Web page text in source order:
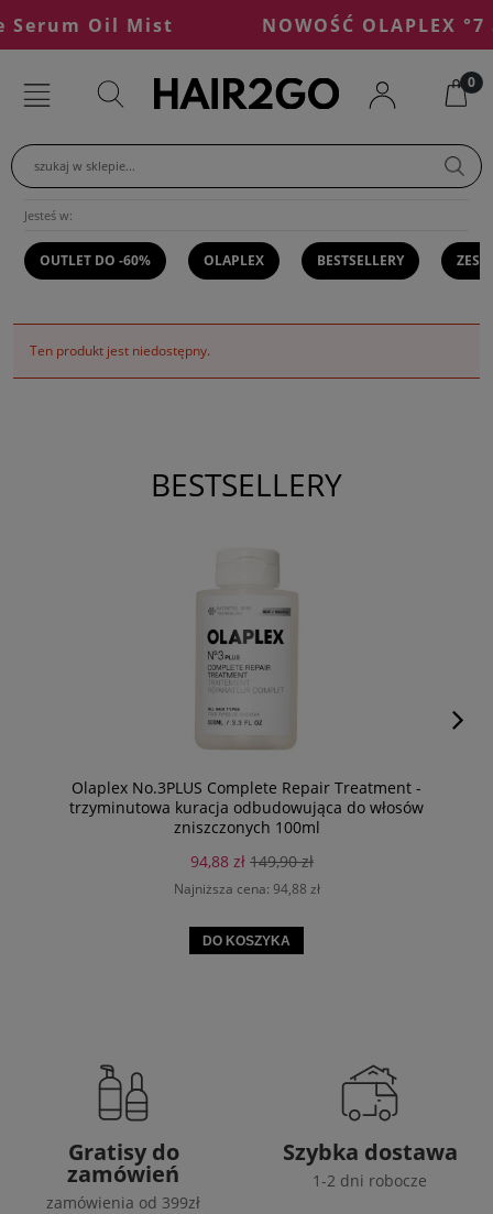
Serum Oil Mist NOWOŚĆ OLAPLEX
szukaj w sklepie...
Jesteś w:
OUTLET DO -60% OLAPLEX BESTSELLERY
Ten produkt jest niedostępny.
BESTSELLERY
Olaplex No.3PLUS Complete Repair Treatment -
trzyminutowa kuracja odbudowująca do włosów
zniszczonych 100ml
94,88 zł 149,90 zł
Najniższa cena: 94,88 zł
DO KOSZYKA
Gratisy do
zamówień
zamówienia od 399zł
Szybka dostawa
1-2 dni robocze